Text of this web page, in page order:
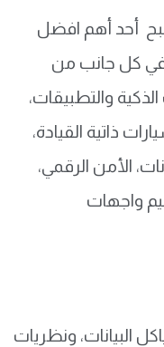
أحد أهم افضل
في كل جانب من
والتطبيقات،
ذاتية القيادة،
الأمن الرقمي،
واجهات
البيانات، ونظريات